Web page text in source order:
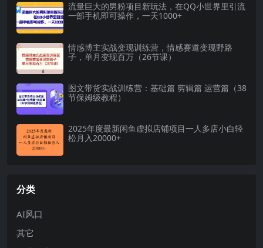
流量巨大的男粉项目新玩法，在QQ小世界里引流
一部手机即可操作，一天1000+
情感博主实战变现训练营，情感赛道变现野路
子，单月变现百万（26节课）
图文带货实战训练营：基础篇 剪辑篇 运营篇（38
节保姆级教程）
2025年度最新闲鱼虚拟店铺项目一人多店小白轻
松月入20000+
分类
AI风口
其它